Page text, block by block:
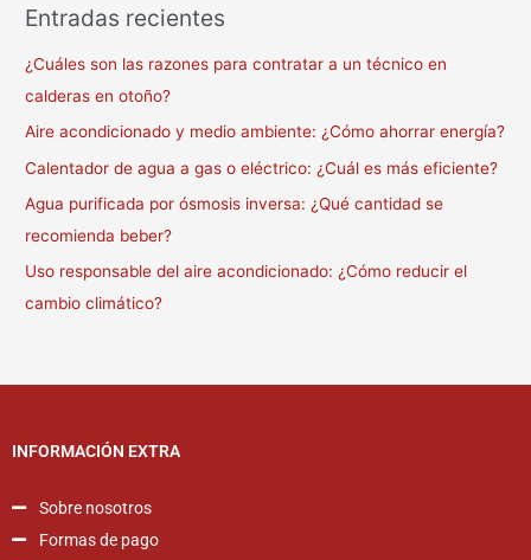
Entradas recientes
¿Cuáles son las razones para contratar a un técnico en
calderas en otoño?
Aire acondicionado y medio ambiente: ¿Cómo ahorrar energía?
Calentador de agua a gas o eléctrico: ¿Cuál es más eficiente?
Agua purificada por ósmosis inversa: ¿Qué cantidad se
recomienda beber?
Uso responsable del aire acondicionado: ¿Cómo reducir el
cambio climático?
INFORMACIÓN EXTRA
Sobre nosotros
Formas de pago